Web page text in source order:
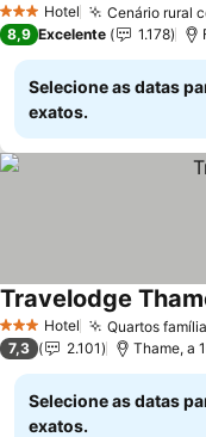
3 EstrelasHotel Cenário rural
8,9 Excelente 1.178
Selecione as datas
exatos.
3 EstrelasHotel Quartos
Travelodge
7,3 2.101 Thame, a
Selecione as datas
exatos.